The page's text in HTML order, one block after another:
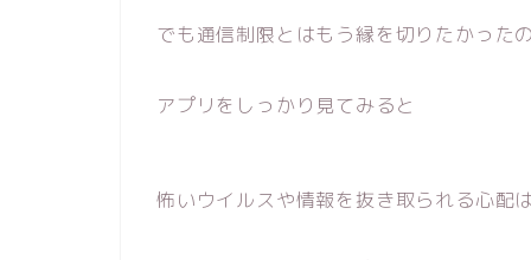
でも通信制限とはもう縁を切りたかった
アプリをしっかり見てみると
怖いウイルスや情報を抜き取られる心配